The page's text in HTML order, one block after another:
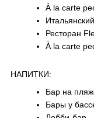
À la carte
Ресторан
À la carte
НАПИТКИ:
Бар на
Бары у